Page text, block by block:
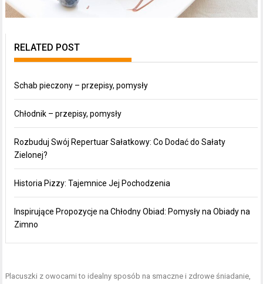
RELATED POST
Schab pieczony – przepisy, pomysły
Chłodnik – przepisy, pomysły
Rozbuduj Swój Repertuar Sałatkowy: Co Dodać do Sałaty
Zielonej?
Historia Pizzy: Tajemnice Jej Pochodzenia
Inspirujące Propozycje na Chłodny Obiad: Pomysły na Obiady na
Zimno
Placuszki z owocami to idealny sposób na smaczne i zdrowe śniadanie,